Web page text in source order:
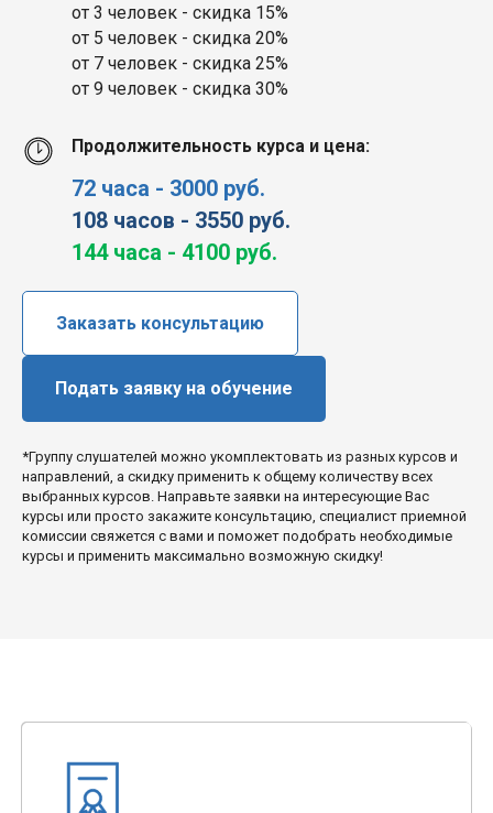
от 3 человек - скидка 15%
от 5 человек - скидка 20%
от 7 человек - скидка 25%
от 9 человек - скидка 30%
Продолжительность курса и цена:
72 часа - 3000 руб.
108 часов - 3550 руб.
144 часа - 4100 руб.
Заказать консультацию
Подать заявку на обучение
*Группу слушателей можно укомплектовать из разных курсов и
направлений, а скидку применить к общему количеству всех
выбранных курсов. Направьте заявки на интересующие Вас
курсы или просто закажите консультацию, специалист приемной
комиссии свяжется с вами и поможет подобрать необходимые
курсы и применить максимально возможную скидку!